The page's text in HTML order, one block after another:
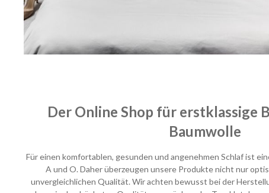
Der Online Shop für erstklassige
Baumwolle
Für einen komfortablen, gesunden und angenehmen Schlaf ist
A und O. Daher überzeugen unsere Produkte nicht nur
unvergleichlichen Qualität. Wir achten bewusst bei der